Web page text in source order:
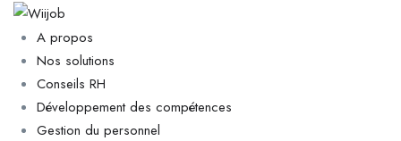
A propos
Nos solutions
Conseils RH
Développement des compétences
Gestion du personnel